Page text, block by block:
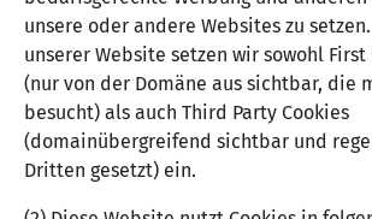
unsere oder andere Websites zu
unserer Website setzen wir sowohl First
(nur von der Domäne aus sichtbar, die
besucht) als auch Third Party Cookies
(domainübergreifend sichtbar und
Dritten gesetzt) ein.